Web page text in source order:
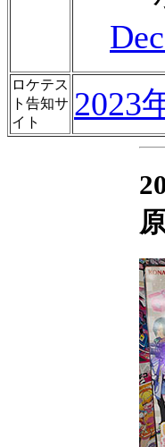
ロケテス
ト告知サ
イト
2023